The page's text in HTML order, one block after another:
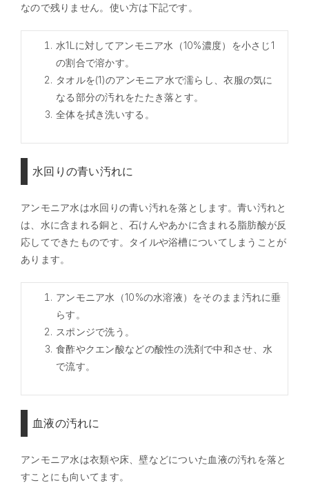
なので残りません。使い方は下記です。
水1Lに対してアンモニア水（10%濃度）を小さじ1
の割合で溶かす。
タオルを(1)のアンモニア水で濡らし、衣服の気に
なる部分の汚れをたたき落とす。
全体を拭き洗いする。
水回りの青い汚れに
アンモニア水は水回りの青い汚れを落とします。青い汚れと
は、水に含まれる銅と、石けんやあかに含まれる脂肪酸が反
応してできたものです。タイルや浴槽についてしまうことが
あります。
アンモニア水（10%の水溶液）をそのまま汚れに垂
らす。
スポンジで洗う。
食酢やクエン酸などの酸性の洗剤で中和させ、水
で流す。
血液の汚れに
アンモニア水は衣類や床、壁などについた血液の汚れを落と
すことにも向いてます。